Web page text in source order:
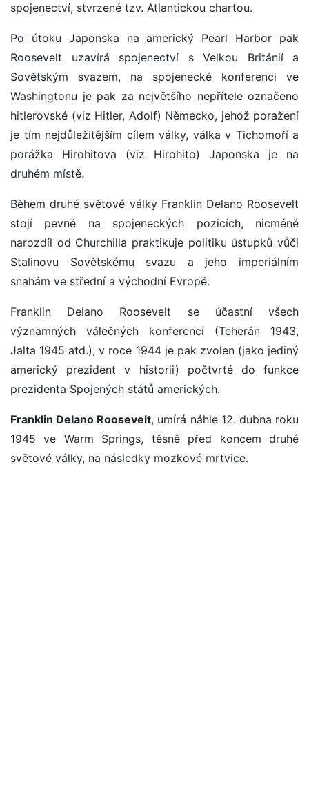
spojenectví, stvrzené tzv. Atlantickou chartou.
Po útoku Japonska na americký Pearl Harbor pak
Roosevelt uzavírá spojenectví s Velkou Británií a
Sovětským svazem, na spojenecké konferenci ve
Washingtonu je pak za největšího nepřítele označeno
hitlerovské (viz Hitler, Adolf) Německo, jehož poražení
je tím nejdůležitějším cílem války, válka v Tichomoří a
porážka Hirohitova (viz Hirohito) Japonska je na
druhém místě.
Během druhé světové války Franklin Delano Roosevelt
stojí pevně na spojeneckých pozicích, nicméně
narozdíl od Churchilla praktikuje politiku ústupků vůči
Stalinovu Sovětskému svazu a jeho imperiálním
snahám ve střední a východní Evropě.
Franklin Delano Roosevelt se účastní všech
významných válečných konferencí (Teherán 1943,
Jalta 1945 atd.), v roce 1944 je pak zvolen (jako jediný
americký prezident v historii) počtvrté do funkce
prezidenta Spojených států amerických.
Franklin Delano Roosevelt, umírá náhle 12. dubna roku
1945 ve Warm Springs, těsně před koncem druhé
světové války, na následky mozkové mrtvice.